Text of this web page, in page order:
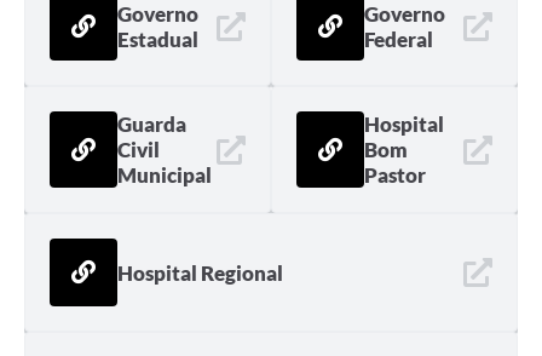
Governo
Estadual
Governo
Federal
Guarda
Civil
Municipal
Hospital
Bom
Pastor
Hospital Regional